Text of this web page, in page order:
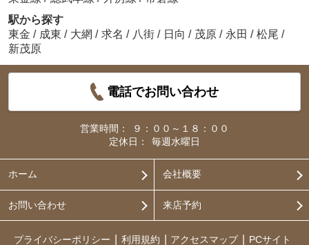
駅から探す
東金 / 成東 / 大網 / 求名 / 八街 / 日向 / 茂原 / 永田 / 松尾 /
新茂原
電話でお問い合わせ
営業時間：
９：００～１８：００
定休日：
毎週水曜日
ホーム 会社概要
お問い合わせ 来店予約
プライバシーポリシー 利用規約 アクセスマップ PCサイト